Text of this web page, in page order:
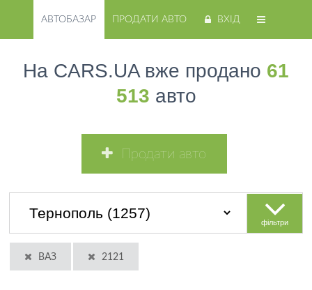
АВТОБАЗАР ПРОДАТИ АВТО ВХІД
На CARS.UA вже продано 61
513 авто
Продати авто
фільтри
ВАЗ 2121